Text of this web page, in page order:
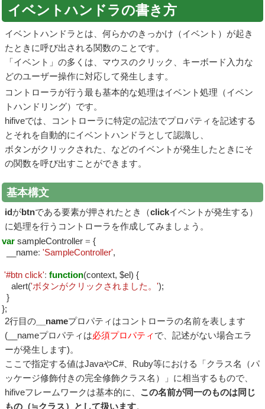
イベントハンドラの書き方
イベントハンドラとは、何らかのきっかけ（イベント）が起き
たときに呼び出される関数のことです。
「イベント」の多くは、マウスのクリック、キーボード入力な
どのユーザー操作に対応して発生します。
コントローラが行う最も基本的な処理はイベント処理（イベン
トハンドリング）です。
hifiveでは、コントローラに特定の記法でプロパティを記述する
とそれを自動的にイベントハンドラとして認識し、
ボタンがクリックされた、などのイベントが発生したときにそ
の関数を呼び出すことができます。
基本構文
idがbtnである要素が押されたとき（clickイベントが発生する）
に処理を行うコントローラを作成してみましょう。
var sampleController = {
__name: 'SampleController',
'#btn click': function(context, $el) {
alert('ボタンがクリックされました。');
}
};
2行目の __nameプロパティはコントローラの名前を表します
(__nameプロパティは必須プロパティ で、記述がない場合エラ
ーが発生します)。
ここで指定する値はJavaやC#、Ruby等における「クラス名（パ
ッケージ修飾付きの完全修飾クラス名）」に相当するもので、
hifiveフレームワークは基本的に、 この名前が同一のものは同じ
もの（≒クラス）として扱います。